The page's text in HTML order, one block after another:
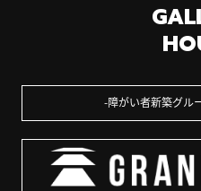
障がい者新築グル